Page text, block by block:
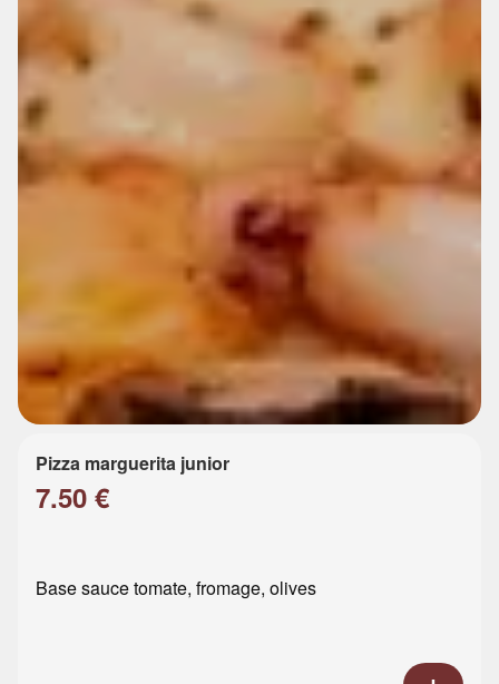
Pizza marguerita junior
7.50 €
Base sauce tomate, fromage, olives